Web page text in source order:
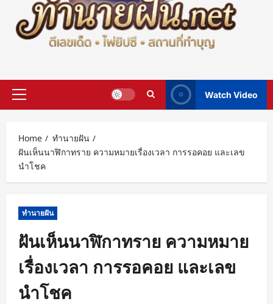
Primary
Watch Video
Home
ทำนายฝัน
ฝันเห็นนาฬิกาทราย ความหมายเรื่องเวลา การรอคอย และเลข
นำโชค
ทำนายฝัน
ฝันเห็นนาฬิกาทราย ความหมาย
เรื่องเวลา การรอคอย และเลข
นำโชค